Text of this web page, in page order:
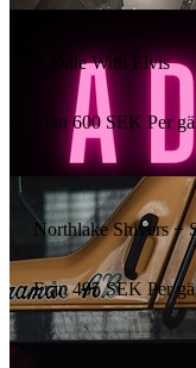
A Date With Elvis
Från 600 SEK Per
Northlake Shivers +
Från 495 SEK Per